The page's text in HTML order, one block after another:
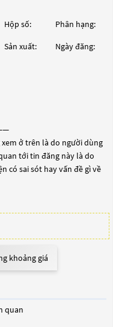
Hộp số: Phân hạng:
Sản xuất: Ngày đăng:
xem ở trên là do người dùng
tới tin đăng này là do
có sai sót hay vấn đề gì về
khoảng giá
quan